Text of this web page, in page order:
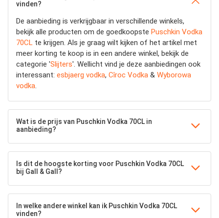
vinden?
De aanbieding is verkrijgbaar in verschillende winkels,
bekijk alle producten om de goedkoopste Puschkin Vodka
70CL te krijgen. Als je graag wilt kijken of het artikel met
meer korting te koop is in een andere winkel, bekijk de
categorie 'Slijters'. Wellicht vind je deze aanbiedingen ook
interessant: esbjaerg vodka, Cîroc Vodka & Wyborowa
vodka.
Wat is de prijs van Puschkin Vodka 70CL in
aanbieding?
Is dit de hoogste korting voor Puschkin Vodka 70CL
bij Gall & Gall?
In welke andere winkel kan ik Puschkin Vodka 70CL
vinden?